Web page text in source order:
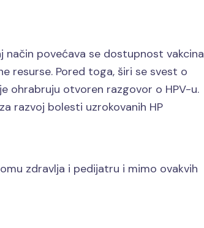
način povećava se dostupnost vakcina
resurse. Pored toga, širi se svest o
ohrabruju otvoren razgovor o HPV-u.
razvoj bolesti uzrokovanih HP
zdravlja i pedijatru i mimo ovakvih